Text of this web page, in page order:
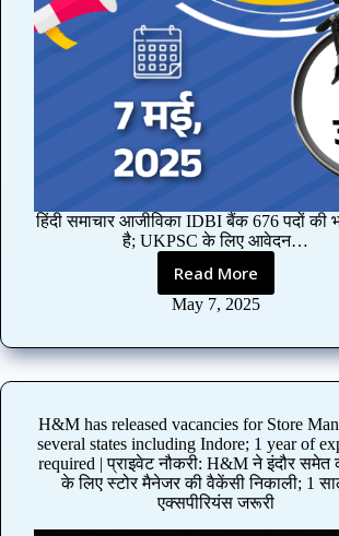
हिंदी समाचार आजीविका IDBI बैंक 676 पदों की
है; UKPSC के लिए आवेदन…
Read More
I
D
I
B
n
k
r
e
c
May 7, 2025
H&M has released vacancies for Store
several states including Indore; 1 year of
required | प्राइवेट नौकरी: H&M ने इंदौर समेत
के लिए स्टोर मैनेजर की वैकेंसी निकाली; 1
एक्‍सपीरियंस जरूरी